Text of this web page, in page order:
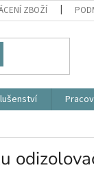
ZBOŽÍ